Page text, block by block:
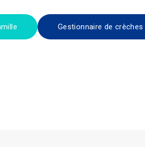
Gestionnaire de crèches